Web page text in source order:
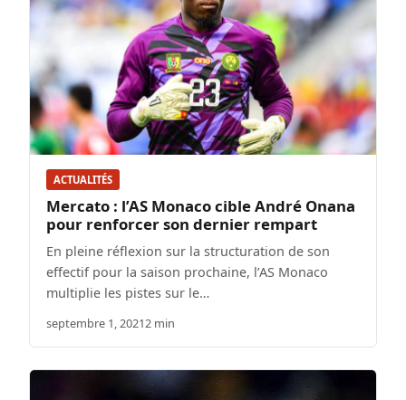
ACTUALITÉS
Mercato : l’AS Monaco cible André Onana
pour renforcer son dernier rempart
En pleine réflexion sur la structuration de son
effectif pour la saison prochaine, l’AS Monaco
multiplie les pistes sur le…
septembre 1, 20212 min